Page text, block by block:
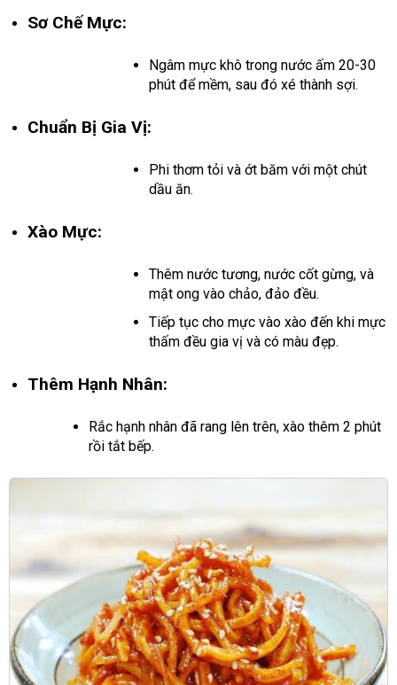
Sơ Chế Mực:
Ngâm mực khô trong nước ấm 20-30
phút để mềm, sau đó xé thành sợi.
Chuẩn Bị Gia Vị:
Phi thơm tỏi và ớt băm với một chút
dầu ăn.
Xào Mực:
Thêm nước tương, nước cốt gừng, và
mật ong vào chảo, đảo đều.
Tiếp tục cho mực vào xào đến khi mực
thấm đều gia vị và có màu đẹp.
Thêm Hạnh Nhân:
Rắc hạnh nhân đã rang lên trên, xào thêm 2 phút
rồi tắt bếp.